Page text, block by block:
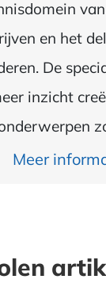
en het
De
inzicht
Meer